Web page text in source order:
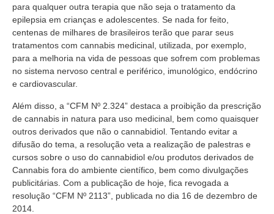
para qualquer outra terapia que não seja o tratamento da
epilepsia em crianças e adolescentes. Se nada for feito,
centenas de milhares de brasileiros terão que parar seus
tratamentos com cannabis medicinal, utilizada, por exemplo,
para a melhoria na vida de pessoas que sofrem com problemas
no sistema nervoso central e periférico, imunológico, endócrino
e cardiovascular.
Além disso, a “CFM Nº 2.324” destaca a proibição da prescrição
de cannabis in natura para uso medicinal, bem como quaisquer
outros derivados que não o cannabidiol. Tentando evitar a
difusão do tema, a resolução veta a realização de palestras e
cursos sobre o uso do cannabidiol e/ou produtos derivados de
Cannabis fora do ambiente científico, bem como divulgações
publicitárias. Com a publicação de hoje, fica revogada a
resolução “CFM Nº 2113”, publicada no dia 16 de dezembro de
2014.